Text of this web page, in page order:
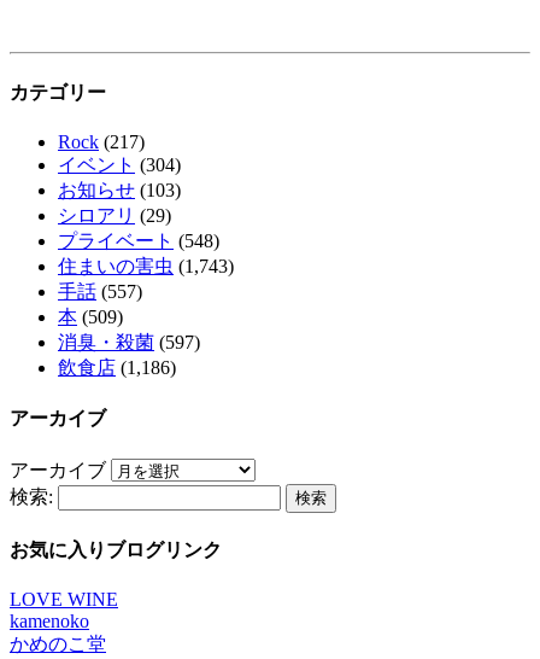
カテゴリー
Rock (217)
イベント (304)
お知らせ (103)
シロアリ (29)
プライベート (548)
住まいの害虫 (1,743)
手話 (557)
本 (509)
消臭・殺菌 (597)
飲食店 (1,186)
アーカイブ
アーカイブ
検索:
お気に入りブログリンク
LOVE WINE
kamenoko
かめのこ堂